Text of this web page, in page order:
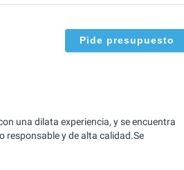
Pide presupuesto
una dilata experiencia, y se encuentra
responsable y de alta calidad.Se